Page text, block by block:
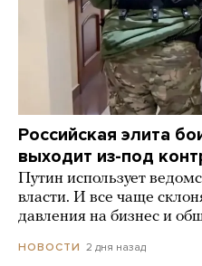
Российская элита
выходит из-под
Путин использует
власти. И все чаще
давления на бизнес и
НОВОСТИ 2 дня назад